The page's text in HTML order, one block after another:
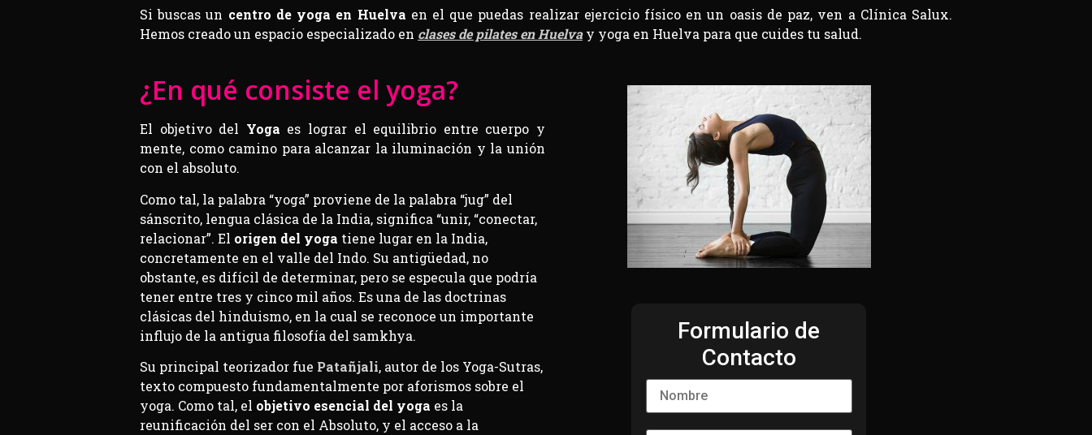
Si buscas un centro de yoga en Huelva en el que puedas realizar ejercicio físico en un oasis de paz, ven a Clínica Salux.
Hemos creado un espacio especializado en clases de pilates en Huelvay yoga en Huelva para que cuides tu salud.
¿En qué consiste el yoga?
El objetivo del Yoga es lograr el equilibrio entre cuerpo y
mente, como camino para alcanzar la iluminación y la unión
con el absoluto.
Como tal, la palabra “yoga” proviene de la palabra “jug” del
sánscrito, lengua clásica de la India, significa “unir, “conectar,
relacionar”. El origen del yoga tiene lugar en la India,
concretamente en el valle del Indo. Su antigüedad, no
obstante, es difícil de determinar, pero se especula que podría
tener entre tres y cinco mil años. Es una de las doctrinas
clásicas del hinduismo, en la cual se reconoce un importante
influjo de la antigua filosofía del samkhya.
Su principal teorizador fue Patañjali, autor de los Yoga-Sutras,
texto compuesto fundamentalmente por aforismos sobre el
yoga. Como tal, el objetivo esencial del yoga es la
reunificación del ser con el Absoluto, y el acceso a la
Formulario de
Contacto